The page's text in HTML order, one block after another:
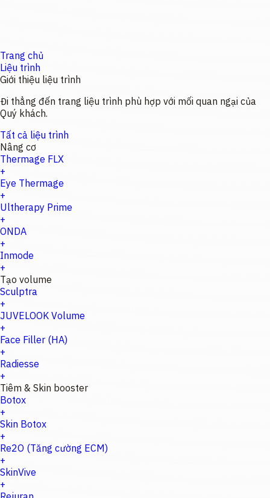
Trang chủ
Liệu trình
Giới thiệu liệu trình
Đi thẳng đến trang liệu trình phù hợp với mối quan ngại của
Quý khách.
Tất cả liệu trình
Nâng cơ
Thermage FLX
+
Eye Thermage
+
Ultherapy Prime
+
ONDA
+
Inmode
+
Tạo volume
Sculptra
+
JUVELOOK Volume
+
Face Filler (HA)
+
Radiesse
+
Tiêm & Skin booster
Botox
+
Skin Botox
+
Re2O (Tăng cường ECM)
+
SkinVive
+